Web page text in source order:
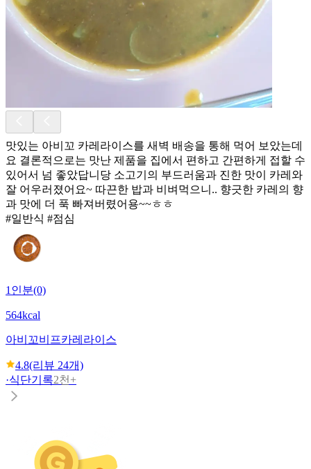
맛있는 아비꼬 카레라이스를 새벽 배송을 통해 먹어 보았는데
요 결론적으로는 맛난 제품을 집에서 편하고 간편하게 접할 수
있어서 넘 좋았답니당 소고기의 부드러움과 진한 맛이 카레와
잘 어우러졌어요~ 따끈한 밥과 비벼먹으니.. 향긋한 카레의 향
과 맛에 더 푹 빠져버렸어용~~ㅎㅎ
#일반식 #점심
1인분(0)
564kcal
아비꼬비프카레라이스
4.8(리뷰 24개)
·식단기록2천+